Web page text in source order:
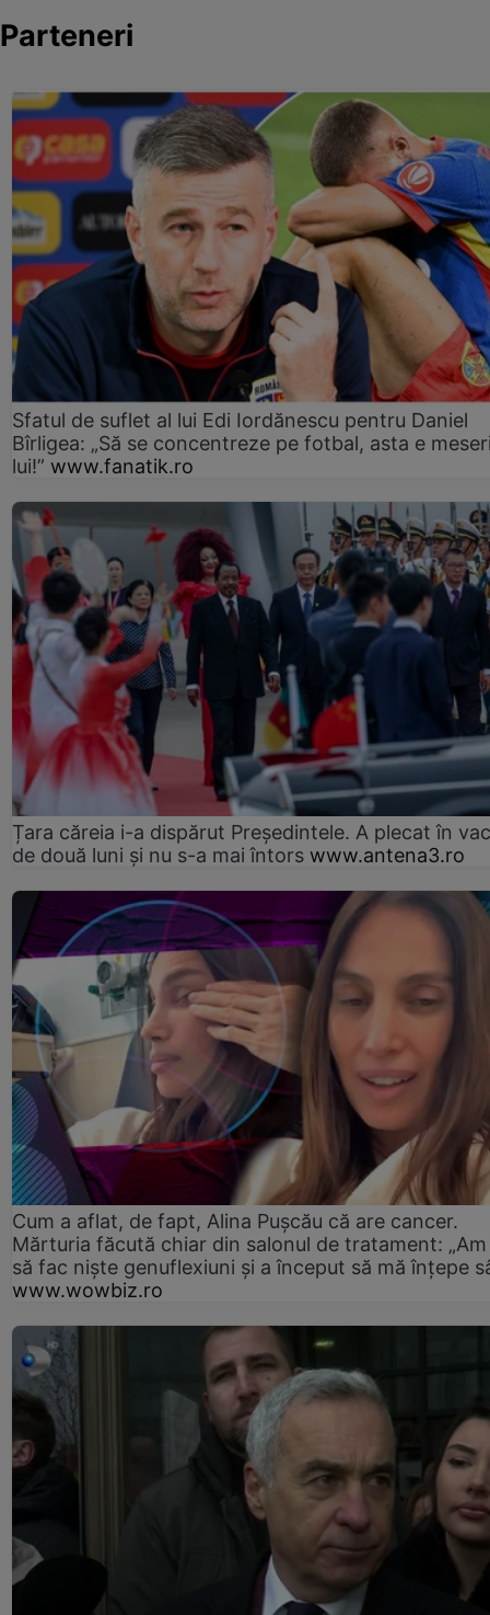
Parteneri
Sfatul de suflet al lui Edi Iordănescu pentru Daniel
Bîrligea: „Să se concentreze pe fotbal, asta e
lui!” www.fanatik.ro
Țara căreia i-a dispărut Președintele. A plecat în
de două luni și nu s-a mai întors www.antena3.ro
Cum a aflat, de fapt, Alina Pușcău că are cancer.
Mărturia făcută chiar din salonul de tratament:
să fac niște genuflexiuni și a început să mă înțepe
www.wowbiz.ro